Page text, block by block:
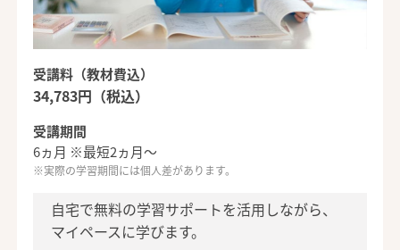
受講料（教材費込）
34,783円（税込）
受講期間
6ヵ月 ※最短2ヵ月～
※実際の学習期間には個人差があります。
自宅で無料の学習サポートを活用しながら、
マイペースに学びます。